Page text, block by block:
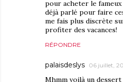
pour acheter le
déjà parlé pour faire
me fais plus discrète
profiter des vacances!
RÉPONDRE
palaisdeslys 06 juillet,
Mhmm voilà un